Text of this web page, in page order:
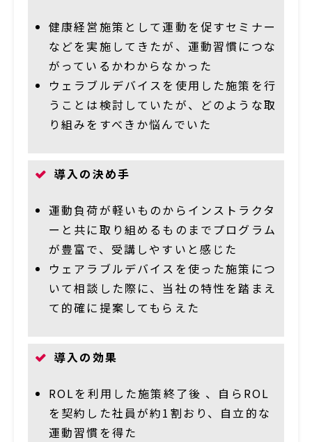
健康経営施策として運動を促すセミナー
などを実施してきたが、運動習慣につな
がっているかわからなかった
ウェラブルデバイスを使用した施策を行
うことは検討していたが、どのような取
り組みをすべきか悩んでいた
導入の決め手
運動負荷が軽いものからインストラクタ
ーと共に取り組めるものまでプログラム
が豊富で、受講しやすいと感じた
ウェアラブルデバイスを使った施策につ
いて相談した際に、当社の特性を踏まえ
て的確に提案してもらえた
導入の効果
ROLを利用した施策終了後 、自らROL
を契約した社員が約1割おり、自立的な
運動習慣を得た